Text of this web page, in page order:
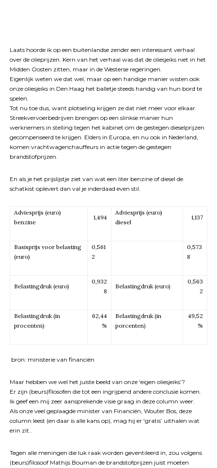
Laats hoorde ik op een buitenlandse zender een interessant verhaal
over de olieprijzen. Kern van het verhaal was dat de oliesjeiks niet in het
Midden Oosten zitten, maar in de Westerse regeringen.
Eigenlijk weten we dat wel, maar op een handige manier wisten ook
onze oliesjeiks in Den Haag het balletje steeds handig van hun bord te
spelen.
Tot nu toe dus, want plotseling krijgen ze dat niet meer voor elkaar.
Streekvervoerbedrijven brengen op een slinkse manier hun
werknemers in stelling tegen het kabinet om de gestegen dieselprijzen
gecompenseerd te krijgen. Elders in Europa, en nu ook in Nederland,
komen vrachtwagenchauffeurs in actie tegen de gestegen
brandstofprijzen.
En als je het prijslijstje ziet van wat een liter benzine of diesel de
schatkist oplevert dan val je inderdaad even stil.
Adviesprijs (euro)
benzine
1,494
Adviesprijs (euro)
diesel
1,137
Basisprijs voor belasting
(euro)
0,561
2
0,573
8
Belastingdruk (euro)
0,932
8
Belastingdruk (euro)
0,563
2
Belastingdruk (in
procenten)
62,44
%
Belastingdruk (in
porcenten)
49,52
%
bron: ministerie van financiën
Maar hebben we wel het juiste beeld van onze ‘eigen oliesjeiks’?
Er zijn (beurs)filosofen die tot een ingrijpend andere conclusie komen.
Ik geef een mij zeer aansprekende visie graag in deze column weer.
Als onze veel geplaagde minister van Financiën, Wouter Bos, deze
column leest (en daar is alle kans op), mag hij er ‘gratis’ uithalen wat
erin zit..
Tegen alle meningen die luk raak worden geventileerd in, zou volgens
(beurs)filosoof Mathijs Bouman de brandstofprijzen juist moeten